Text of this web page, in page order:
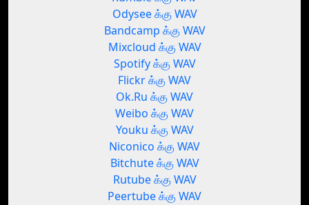
Odysee க்கு WAV
Bandcamp க்கு WAV
Mixcloud க்கு WAV
Spotify க்கு WAV
Flickr க்கு WAV
Ok.Ru க்கு WAV
Weibo க்கு WAV
Youku க்கு WAV
Niconico க்கு WAV
Bitchute க்கு WAV
Rutube க்கு WAV
Peertube க்கு WAV